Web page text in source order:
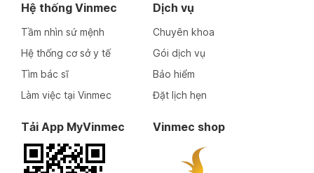
Hệ thống Vinmec
Tầm nhìn sứ mệnh
Hệ thống cơ sở y tế
Tìm bác sĩ
Làm việc tại Vinmec
Dịch vụ
Chuyên khoa
Gói dịch vụ
Bảo hiểm
Đặt lịch hẹn
Tải App MyVinmec Vinmec shop